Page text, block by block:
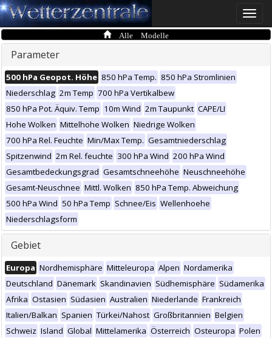
Toggle
Alle Modelle
Parameter
500 hPa Geopot. Höhe 850 hPa Temp. 850 hPa Stromlinien
Niederschlag 2m Temp 700 hPa Vertikalbew
850 hPa Pot. Äquiv. Temp 10m Wind 2m Taupunkt CAPE/LI
Hohe Wolken Mittelhohe Wolken Niedrige Wolken
700 hPa Rel. Feuchte Min/Max Temp. Gesamtniederschlag
Spitzenwind 2m Rel. feuchte 300 hPa Wind 200 hPa Wind
Gesamtbedeckungsgrad Gesamtschneehöhe Neuschneehöhe
Gesamt-Neuschnee Mittl. Wolken 850 hPa Temp. Abweichung
500 hPa Wind 50 hPa Temp Schnee/Eis Wellenhoehe
Niederschlagsform
Gebiet
Europa Nordhemisphäre Mitteleuropa Alpen Nordamerika
Deutschland Dänemark Skandinavien Südhemisphäre Südamerika
Afrika Ostasien Südasien Australien Niederlande Frankreich
Italien/Balkan Spanien Türkei/Nahost Großbritannien Belgien
Schweiz Island Global Mittelamerika Österreich Osteuropa Polen